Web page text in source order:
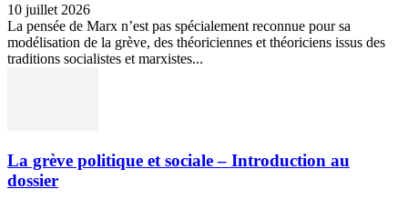
10 juillet 2026
La pensée de Marx n’est pas spécialement reconnue pour sa
modélisation de la grève, des théoriciennes et théoriciens issus des
traditions socialistes et marxistes...
La grève politique et sociale – Introduction au
dossier